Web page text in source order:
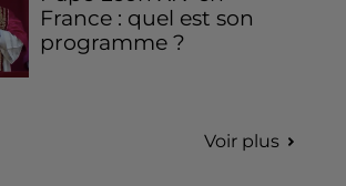
France : quel est son
programme ?
Voir plus